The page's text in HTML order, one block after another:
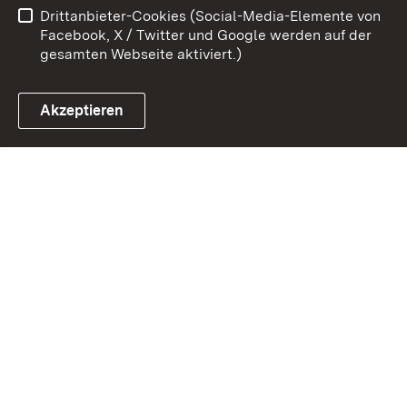
Link zum Landesportal
Impressum Cookies
Drittanbieter-Cookies (Social-Media-Elemente von
Facebook, X / Twitter und Google werden auf der
gesamten Webseite aktiviert.)
Akzeptieren